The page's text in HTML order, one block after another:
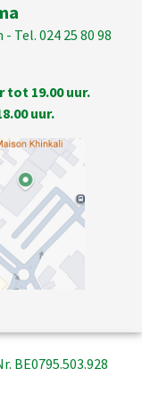
Tel. 024 25 80 98
tot 19.00 uur.
uur.
BE0795.503.928